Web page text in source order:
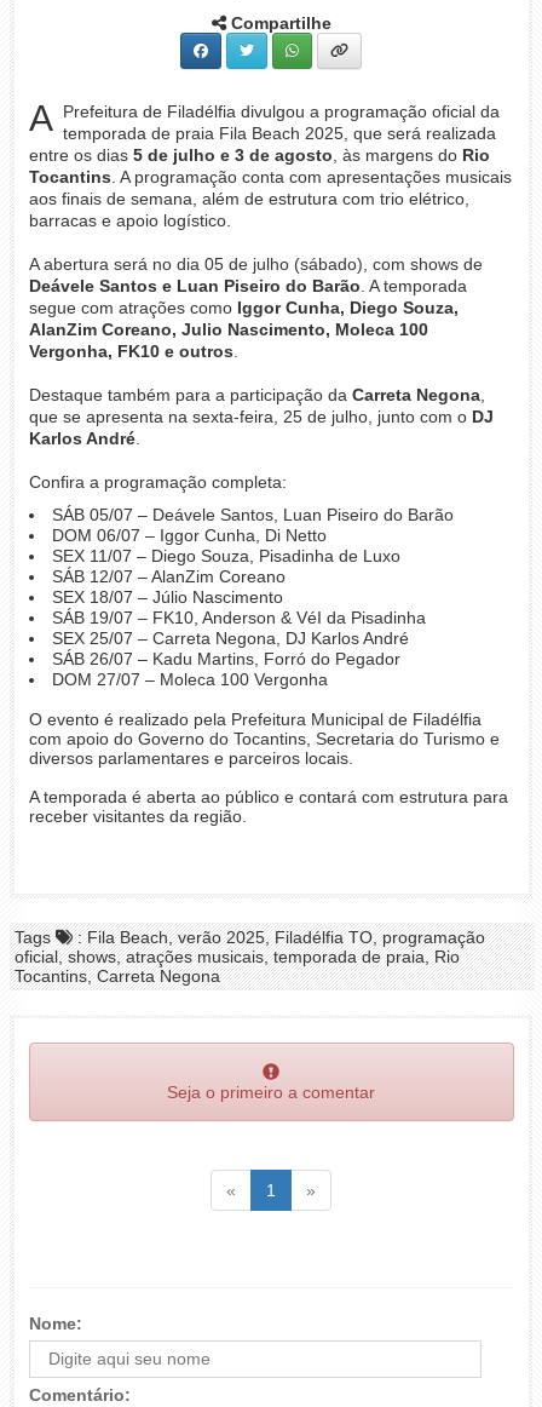
Compartilhe
A Prefeitura de Filadélfia divulgou a programação oficial da
temporada de praia Fila Beach 2025, que será realizada
entre os dias 5 de julho e 3 de agosto , às margens do Rio
Tocantins . A programação conta com apresentações musicais
aos finais de semana, além de estrutura com trio elétrico,
barracas e apoio logístico.
A abertura será no dia 05 de julho (sábado), com shows de
Deávele Santos e Luan Piseiro do Barão . A temporada
segue com atrações como Iggor Cunha, Diego Souza,
AlanZim Coreano, Julio Nascimento, Moleca 100
Vergonha, FK10 e outros
Destaque também para a participação da Carreta Negona,
que se apresenta na sexta-feira, 25 de julho, junto com o DJ
Karlos André.
Confira a programação completa:
SÁB 05/07 – Deávele Santos, Luan Piseiro do Barão
DOM 06/07 – Iggor Cunha, Di Netto
SEX 11/07 – Diego Souza, Pisadinha de Luxo
SÁB 12/07 – AlanZim Coreano
SEX 18/07 – Júlio Nascimento
SÁB 19/07 – FK10, Anderson & VéI da Pisadinha
SEX 25/07 – Carreta Negona, DJ Karlos André
SÁB 26/07 – Kadu Martins, Forró do Pegador
DOM 27/07 – Moleca 100 Vergonha
O evento é realizado pela Prefeitura Municipal de Filadélfia
com apoio do Governo do Tocantins, Secretaria do Turismo e
diversos parlamentares e parceiros locais.
A temporada é aberta ao público e contará com estrutura para
receber visitantes da região.
Tags
: Fila Beach, verão 2025, Filadélfia TO, programação
oficial, shows, atrações musicais, temporada de praia, Rio
Tocantins, Carreta Negona
Seja o primeiro a comentar
« Voltar1 (atual)
»
Nome:
Comentário: